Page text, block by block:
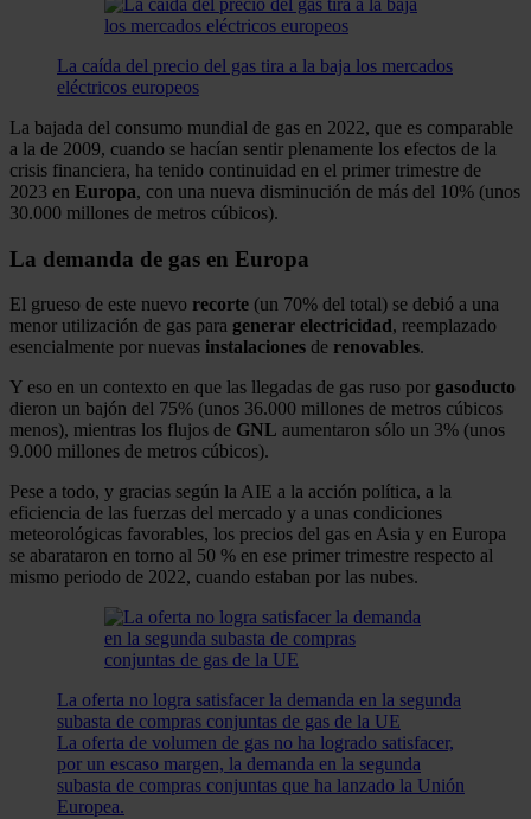
La caída del precio del gas tira a la baja los mercados
eléctricos europeos
La bajada del consumo mundial de gas en 2022, que es comparable
a la de 2009, cuando se hacían sentir plenamente los efectos de la
crisis financiera, ha tenido continuidad en el primer trimestre de
2023 en Europa, con una nueva disminución de más del 10% (unos
30.000 millones de metros cúbicos).
La demanda de gas en Europa
El grueso de este nuevo recorte (un 70% del total) se debió a una
menor utilización de gas para generar electricidad, reemplazado
esencialmente por nuevas instalaciones de renovables.
Y eso en un contexto en que las llegadas de gas ruso por gasoducto
dieron un bajón del 75% (unos 36.000 millones de metros cúbicos
menos), mientras los flujos de GNL aumentaron sólo un 3% (unos
9.000 millones de metros cúbicos).
Pese a todo, y gracias según la AIE a la acción política, a la
eficiencia de las fuerzas del mercado y a unas condiciones
meteorológicas favorables, los precios del gas en Asia y en Europa
se abarataron en torno al 50 % en ese primer trimestre respecto al
mismo periodo de 2022, cuando estaban por las nubes.
La oferta no logra satisfacer la demanda en la segunda
subasta de compras conjuntas de gas de la UE
La oferta de volumen de gas no ha logrado satisfacer,
por un escaso margen, la demanda en la segunda
subasta de compras conjuntas que ha lanzado la Unión
Europea.